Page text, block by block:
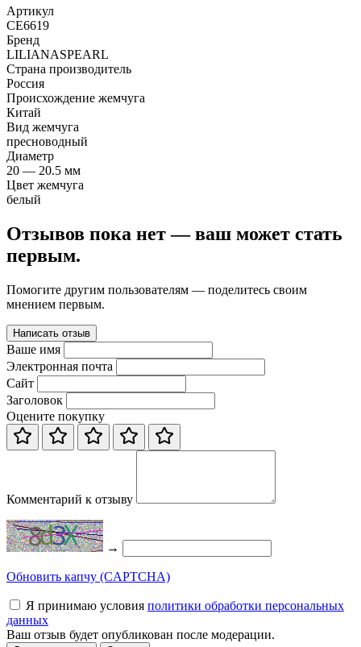
Артикул
CE6619
Бренд
LILIANASPEARL
Страна производитель
Россия
Происхождение жемчуга
Китай
Вид жемчуга
пресноводный
Диаметр
20 — 20.5 мм
Цвет жемчуга
белый
Отзывов пока нет — ваш может стать
первым.
Помогите другим пользователям — поделитесь своим
мнением первым.
Написать отзыв
Ваше имя
Электронная почта
Сайт
Заголовок
Оцените покупку
Комментарий к отзыву
→
Обновить капчу (CAPTCHA)
Я принимаю условия политики обработки персональных
данных
Ваш отзыв будет опубликован после модерации.